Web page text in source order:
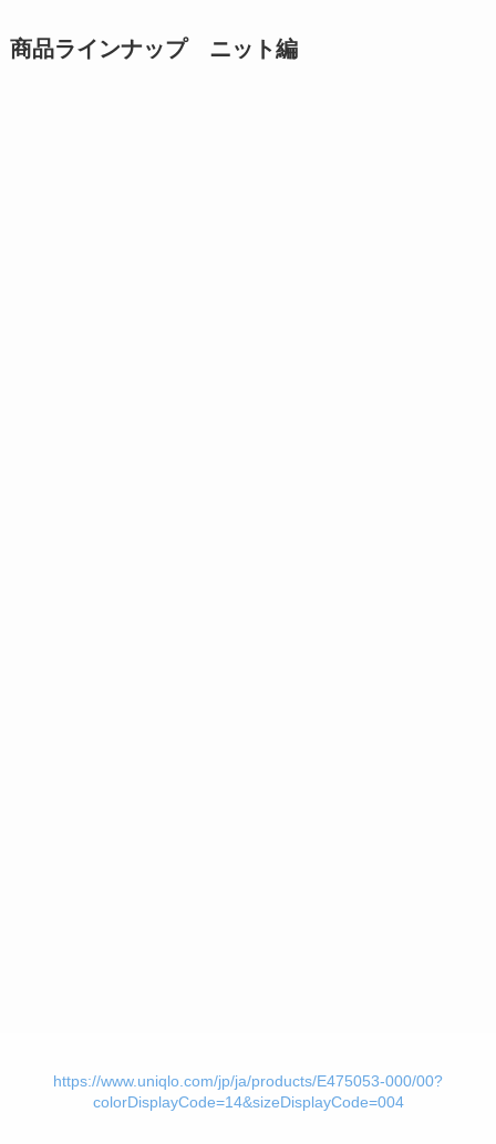
商品ラインナップ ニット編
https://www.uniqlo.com/jp/ja/products/E475053-000/00?
colorDisplayCode=14&sizeDisplayCode=004